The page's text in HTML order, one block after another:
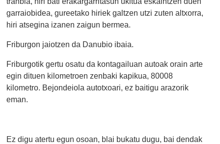
garraiobidea, gureetako hiriek galtzen utzi zuten altxorra,
hiri atsegina izanen zaigun bermea.
Friburgon jaiotzen da Danubio ibaia.
Friburgotik gertu osatu da kontagailuan autoak orain arte
egin dituen kilometroen zenbaki kapikua, 80008
kilometro. Bejondeiola autotxoari, ez baitigu arazorik
eman.
Ez digu atertu egun osoan, blai bukatu dugu, bai dendak